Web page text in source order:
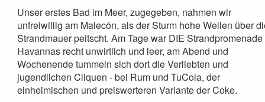
Unser erstes Bad im Meer, zugegeben, nahmen wir
unfreiwillig am Malecón, als der Sturm hohe Wellen über
Strandmauer peitscht. Am Tage war DIE Strandpromenade
Havannas recht unwirtlich und leer, am Abend und
Wochenende tummeln sich dort die Verliebten und
jugendlichen Cliquen - bei Rum und TuCola, der
einheimischen und preiswerteren Variante der Coke.